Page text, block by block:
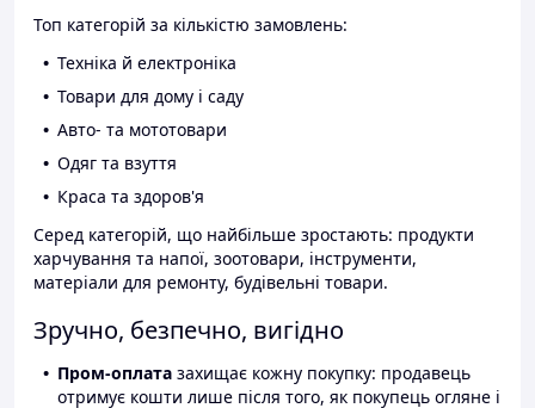
Топ категорій за кількістю замовлень:
Техніка й електроніка
Товари для дому і саду
Авто- та мототовари
Одяг та взуття
Краса та здоров'я
Серед категорій, що найбільше зростають: продукти
харчування та напої, зоотовари, інструменти,
матеріали для ремонту, будівельні товари.
Зручно, безпечно, вигідно
Пром-оплата захищає кожну покупку: продавець
отримує кошти лише після того, як покупець огляне і